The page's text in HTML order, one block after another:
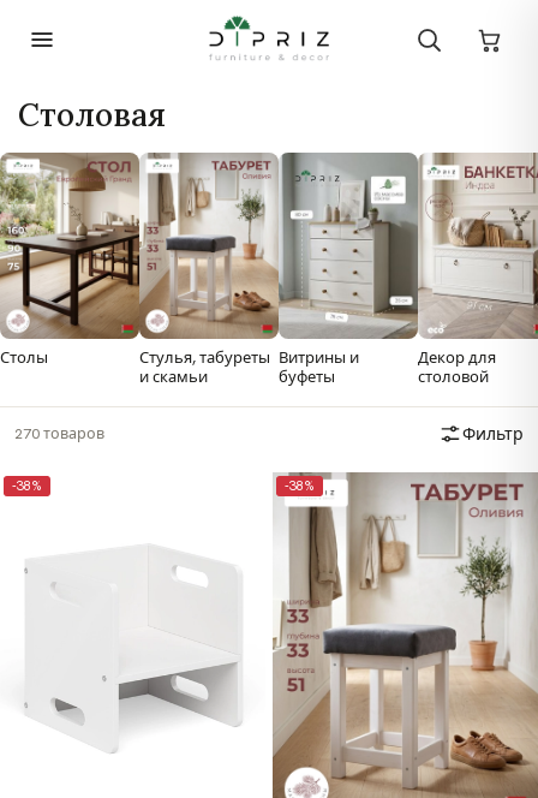
Столовая
Столы
Стулья, табуреты
и скамьи
Витрины и
буфеты
Декор для
столовой
Фильтр
270 товаров
-38% -38%